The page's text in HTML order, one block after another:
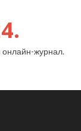
журнал.